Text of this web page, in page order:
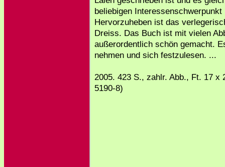
beliebigen
Hervorzuheben ist das
Dreiss. Das Buch ist mit vielen
außerordentlich schön gemacht.
nehmen und sich festzulesen. ...
2005. 423 S., zahlr. Abb., Ft. 17 x
5190-8)